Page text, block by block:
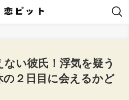
い彼氏！浮気を疑う
の２日目に会えるかど